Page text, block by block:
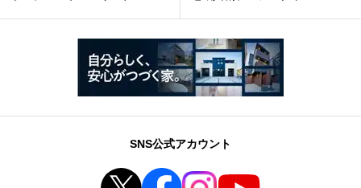
SNS公式アカウント